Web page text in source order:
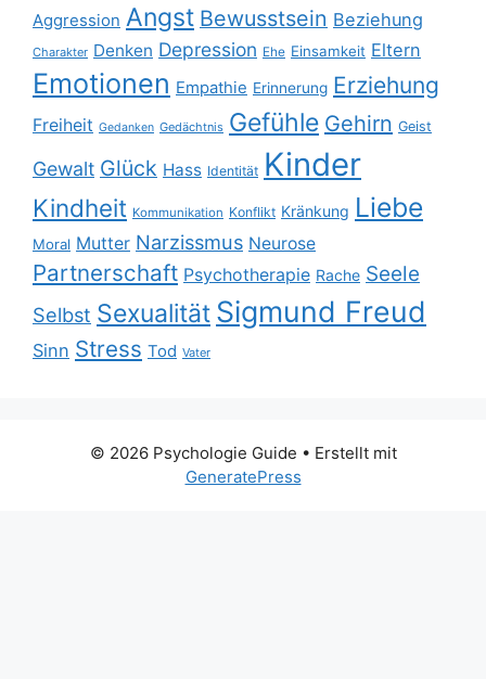
Aggression Angst Bewusstsein Beziehung
Charakter Denken Depression Ehe Einsamkeit Eltern
Emotionen Empathie Erinnerung Erziehung
Freiheit Gedanken Gedächtnis Gefühle Gehirn Geist
Gewalt Glück Hass Identität Kinder
Kindheit Kommunikation Konflikt Kränkung Liebe
Moral Mutter Narzissmus Neurose
Partnerschaft Psychotherapie Rache Seele
Selbst Sexualität Sigmund Freud
Sinn Stress Tod Vater
© 2026 Psychologie Guide • Erstellt mit
GeneratePress